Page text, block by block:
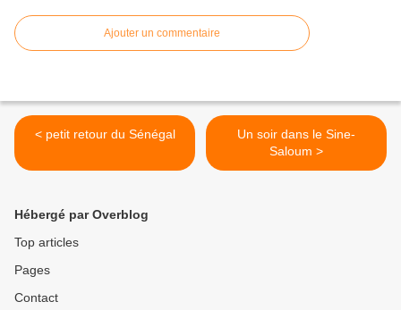
Ajouter un commentaire
< petit retour du Sénégal
Un soir dans le Sine-
Saloum >
Hébergé par Overblog
Top articles
Pages
Contact